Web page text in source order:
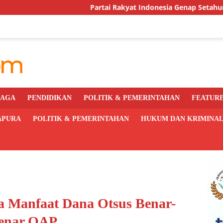
Partai Rakyat Indonesia Genap Setahun, DPC Kota
PENDIDIKAN POLITIK & PEMERINTAHAN
POLITIK & PEMERINTAHAN HUKUM DAN KRIMINAL
Dana Otsus Benar-